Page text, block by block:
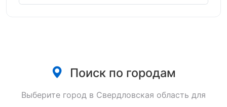
Поиск по городам
Выберите город в Свердловская область для